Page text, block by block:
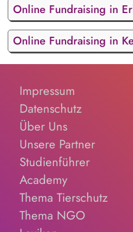
Online Fundraising in
Online Fundraising in
Impressum
Datenschutz
Über Uns
Unsere Partner
Studienführer
Academy
Thema Tierschutz
Thema NGO